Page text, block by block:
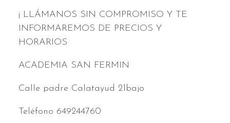
¡ LLÁMANOS SIN COMPROMISO Y TE
INFORMAREMOS DE PRECIOS Y
HORARIOS
ACADEMIA SAN FERMIN
Calle padre Calatayud 21bajo
Teléfono 649244760